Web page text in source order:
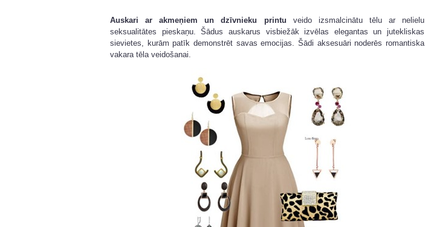
Auskari ar akmeņiem un dzīvnieku printu veido izsmalcinātu tēlu ar nelielu
seksualitātes pieskaņu. Šādus auskarus visbiežāk izvēlas elegantas un jutekliskas
sievietes, kurām patīk demonstrēt savas emocijas. Šādi aksesuāri noderēs romantiska
vakara tēla veidošanai.